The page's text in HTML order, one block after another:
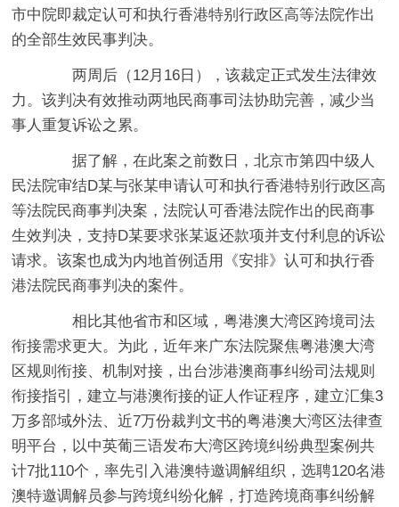
市中院即裁定认可和执行香港特别行政区高等法院作出
的全部生效民事判决。
两周后（12月16日），该裁定正式发生法律效
力。该判决有效推动两地民商事司法协助完善，减少当
事人重复诉讼之累。
据了解，在此案之前数日，北京市第四中级人
民法院审结D某与张某申请认可和执行香港特别行政区高
等法院民商事判决案，法院认可香港法院作出的民商事
生效判决，支持D某要求张某返还款项并支付利息的诉讼
请求。该案也成为内地首例适用《安排》认可和执行香
港法院民商事判决的案件。
相比其他省市和区域，粤港澳大湾区跨境司法
衔接需求更大。为此，近年来广东法院聚焦粤港澳大湾
区规则衔接、机制对接，出台涉港澳商事纠纷司法规则
衔接指引，建立与港澳衔接的证人作证程序，建立汇集3
万多部域外法、近7万份裁判文书的粤港澳大湾区法律查
明平台，以中英葡三语发布大湾区跨境纠纷典型案例共
计7批110个，率先引入港澳特邀调解组织，选聘120名港
澳特邀调解员参与跨境纠纷化解，打造跨境商事纠纷解